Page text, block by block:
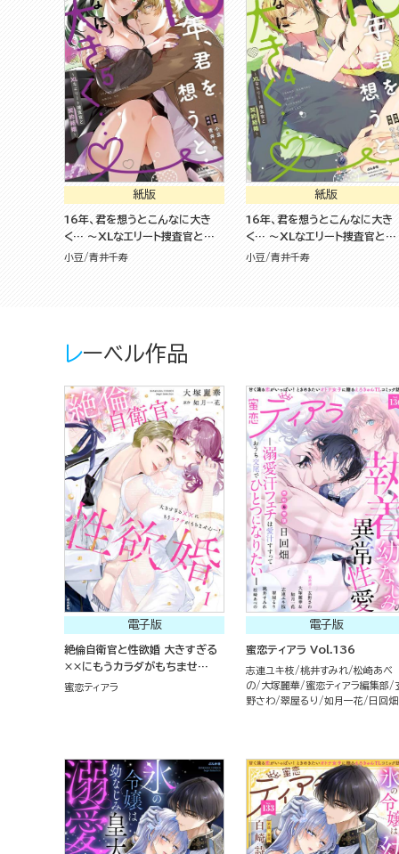
紙版
16年、君を想うとこんなに大き
く… ～XLなエリート捜査官と契
約結婚～ （5）
小豆 青井千寿
紙版
16年、君を想うとこんなに大き
く… ～XLなエリート捜査官と契
約結婚～ （4） 【かきおろし漫画
小豆 青井千寿
レーベル作品
電子版
絶倫自衛官と性欲婚 大きすぎる
××にもうカラダがもちませ
ん…！ （1）
蜜恋ティアラ
電子版
蜜恋ティアラ Vol.136
志連ユキ枝 桃井すみれ
松崎あべ
の
大塚麗華 蜜恋ティアラ編集部
野さわ 翠屋るり 如月一花 日回畑